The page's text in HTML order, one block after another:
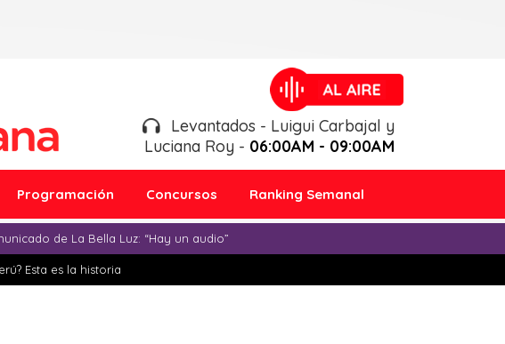
Levantados - Luigui Carbajal y
Luciana Roy - 06:00AM - 09:00AM
Programación Concursos Ranking Semanal
de La Bella Luz: “Hay un audio”
Esta es la historia